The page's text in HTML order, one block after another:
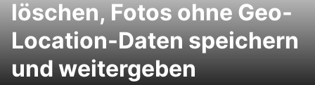
löschen, Fotos ohne Geo-
Location-Daten speichern
und weitergeben